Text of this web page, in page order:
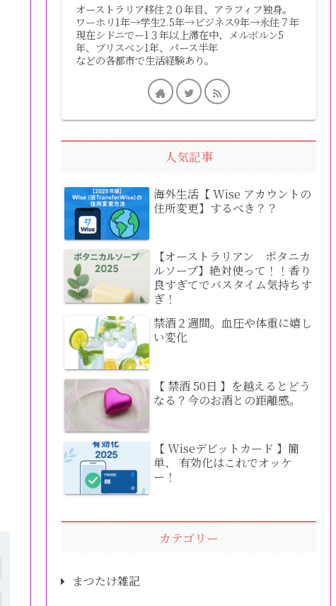
オーストラリア移住２０年目、アラフィフ独身。
ワーホリ1年→学生2.5年→ビジネス9年→永住７年
現在シドニでー1３年以上滞在中、メルボルン5
年、ブリスベン1年、パース半年
などの各都市で生活経験あり。
人気記事
海外生活【 Wise アカウントの
住所変更】するべき？？
【オーストラリアン ボタニカ
ルソープ】絶対使って！！香り
良すぎてでバスタイム気持ちす
ぎ！
禁酒２週間。血圧や体重に嬉し
い変化
【 禁酒 50日 】を越えるとどう
なる？今のお酒との距離感。
【 Wiseデビットカード 】簡
単、 有効化はこれでオッケ
ー！
カテゴリー
まつたけ雑記